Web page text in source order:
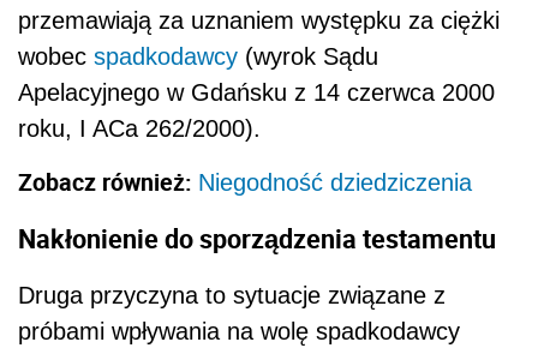
przemawiają za uznaniem występku za ciężki
wobec spadkodawcy (wyrok Sądu
Apelacyjnego w Gdańsku z 14 czerwca 2000
roku, I ACa 262/2000).
Zobacz również: Niegodność dziedziczenia
Nakłonienie do sporządzenia testamentu
Druga przyczyna to sytuacje związane z
próbami wpływania na wolę spadkodawcy